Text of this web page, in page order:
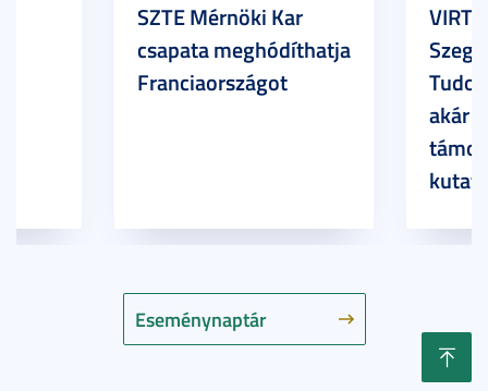
Eseménynaptár
SZTE Mérnöki Kar
csapata meghódíthatja
Franciaországot
akár